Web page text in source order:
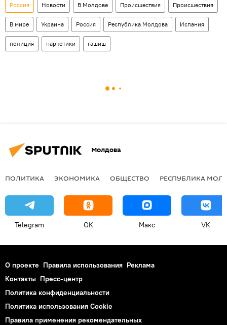
Россия Новости В Молдове Происшествия Происшествия
В мире Украина Россия Республика Молдова Испания
полиция наркотики гашиш
Молдова
ПОЛИТИКА ЭКОНОМИКА ОБЩЕСТВО РЕСПУБЛИКА
Telegram OK Макс VK
О проекте Правила использования Реклама
Контакты Пресс-центр
Политика конфиденциальности
Политика использования Cookie
Правила применения рекомендательных